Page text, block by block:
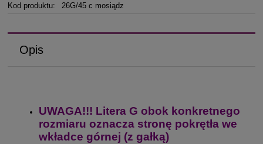
Kod produktu: 26G/45 c mosiądz
Opis
UWAGA!!! Litera G obok konkretnego
rozmiaru oznacza stronę pokrętła we
wkładce górnej (z gałką)